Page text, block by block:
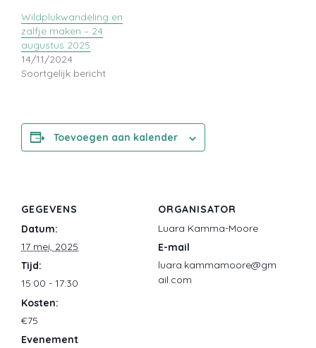
Wildplukwandeling en
zalfje maken – 24
augustus 2025
14/11/2024
Soortgelijk bericht
Toevoegen aan kalender
GEGEVENS
Datum:
17 mei, 2025
Tijd:
15:00 - 17:30
Kosten:
€75
Evenement
ORGANISATOR
Luara Kamma-Moore
E-mail
luara.kammamoore@gm
ail.com